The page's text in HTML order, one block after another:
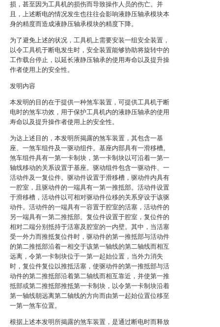
损，甚至因为工具机的损伤而导致操作人员的伤亡。并
且，上述断电的情况发生也往往会影响液静压轴承模块本
身的精度而造成液静压轴承模块的精度下降。
为了避免上述的状况，工具机上需要安装一组安全装置，
以令工具机于断电发生时，安全装置能够协助将旋转中的
工作载台停止，以延长液静压轴承的使用寿命以及提升操
作者使用上的安全性。
发明内容
本发明的目的在于提供一种煞车装置，可提供工具机于断
电时的煞车功效，用于保护工具机内的液静压轴承的使用
寿命以及提升操作者使用上的安全性。
为达上述目的，本发明所揭露的煞车装置，其包含一基
座、一煞车组件及一驱动组件。基座内部具有一滑移槽。
煞车组件具有一第一卡制块，第一卡制块以可沿着一第一
轴线移动的关系设置于基座。驱动组件包含一驱动件、一
活动件及一复位件。驱动件设置于滑移槽，驱动件内具有
一腔室，且驱动件的一端具有一第一推抵部。活动件设置
于滑移槽，活动件以可相对驱动件位移的关系穿设于该驱
动件。活动件的一端具有一容置于腔室的活塞，活动件的
另一端具有一第二推抵部。复位件设置于腔室，复位件的
相对二端分别抵持于活塞及腔室的一内壁。其中，当活塞
受一外力而推抵复位件时，驱动件的第一推抵部与活动件
的第二推抵部沿着一相交于该第一轴线的第二轴线而相互
远离，令第一卡制块位于一第一起始位置，当外力消失
时，复位件复位以推抵活塞，使驱动件的第一推抵部与活
动件的第二推抵部沿着第二轴线而相互靠近，并使第一推
抵部或第二推抵部推抵第一卡制块，以令第一卡制块沿着
第一轴线朝远离第二轴线的方向而由第一起始位置位移至
一第一煞车位置。
根据上述本发明所揭露的煞车装置，是通过断电时而释放